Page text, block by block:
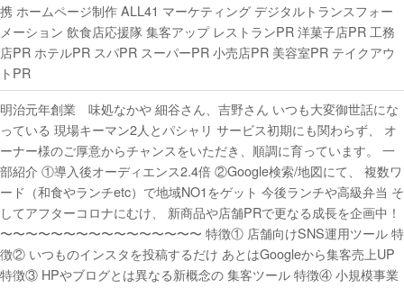
携 ホームページ制作 ALL41 マーケティング デジタルトランスフォー
メーション 飲食店応援隊 集客アップ レストランPR 洋菓子店PR 工務
店PR ホテルPR スパPR スーパーPR 小売店PR 美容室PR テイクアウ
トPR
明治元年創業 味処なかや 細谷さん、吉野さん いつも大変御世話にな
っている 現場キーマン2人とパシャリ サービス初期にも関わらず、 オ
ーナー様のご厚意からチャンスをいただき、順調に育っています。 一
部紹介 ①導入後オーディエンス2.4倍 ②Google検索/地図にて、 複数ワ
ード（和食やランチetc）で地域NO1をゲット 今後ランチや高級弁当 そ
してアフターコロナにむけ、 新商品や店舗PRで更なる成長を企画中！
〜〜〜〜〜〜〜〜〜〜〜〜〜〜〜〜 特徴① 店舗向けSNS運用ツール 特
徴② いつものインスタを投稿するだけ あとはGoogleから集客売上UP
特徴③ HPやブログとは異なる新概念の 集客ツール 特徴④ 小規模事業